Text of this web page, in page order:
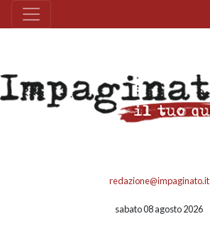
redazione@impaginato.it
sabato 08 agosto 2026